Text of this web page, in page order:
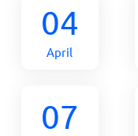
04
April
07